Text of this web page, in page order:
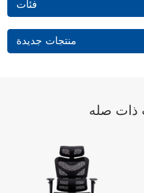
فئات
منتجات جديدة
ذات صله